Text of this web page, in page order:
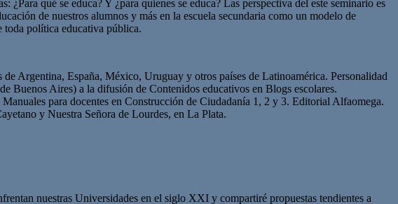
qué se educa? Y ¿para quienes se educa? Las perspectiva del este seminario es
de nuestros alumnos y más en la escuela secundaria como un modelo de
toda política educativa pública.
Argentina, España, México, Uruguay y otros países de Latinoamérica. Personalidad
Buenos Aires) a la difusión de Contenidos educativos en Blogs escolares.
para docentes en Construcción de Ciudadanía 1, 2 y 3. Editorial Alfaomega.
y Nuestra Señora de Lourdes, en La Plata.
nuestras Universidades en el siglo XXI y compartiré propuestas tendientes a